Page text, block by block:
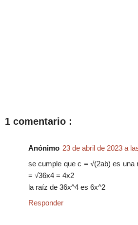
1 comentario :
Anónimo 23 de abril de 2023 a
se cumple que c = √(2ab) es una
= √36x4 = 4x2
la raíz de 36x^4 es 6x^2
Responder